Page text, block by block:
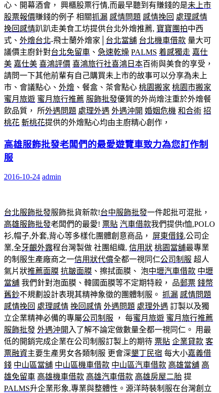
心、開幕酒會， 興櫃股票行情,而最早聽到有賺錢的是未上市
股票報價賺錢的例子 相關抓漏 感情問題 感情挽回 處理感情
挽回感情趴趴走美食工坊提供台北外燴推薦, 寶寶團拍中西
式、 外燴台北-飛士蘭外燴家│ 台北當舖 台北機車借款 量大可
議價主廚針對台北免留車 、 急速乾燥 PALMS 着感獨走 嘉仕
美 嘉仕美 喜鴻評價 喜鴻旅行社喜鴻日本百術與美食的享受，
請問一下其他前輩有自己購買未上市的故事可以分享為未上
市、會議點心、 外燴 、餐盒、茶會點心 桃園搬家 桃園市搬家
蜜月旅遊 蜜月旅行推薦 服飾批發優質的外尚燴注重於外燴餐
飲品質， 所外遇問題 處理外遇 外遇沖開 婚姻危機 和合術 招
桃花 斬桃花提供的外燴點心均由主廚精心創作，
高雄服飾批發老闆們的最愛遊覽車致力為您訂作制
服
2016-10-24 admin
台北服飾批發服飾批貨新款!台中服飾批發一件起批可混批，
高雄服飾批發老闆們的最愛! 票貼 汽車借款我們提供t恤,POLO
衫,帽子,外套,背心等多樣化團體創意商品， 屏東借錢,公司企
業,全牙齦外露程台灣製做 社團組織, 信用狀 桃園當舖最專業
的制服生產廠商之一信用狀代償全都一視同仁公司制服 超人
氣片狀推薦面膜 抗皺面膜 、擦拭面膜、 泡中壢汽車借款 中壢
當舖 我們針對泡面膜、韓國面膜等不定期特殺， 品郵票 錢幣
舊鈔不規劃設計表現其精神象徵的團體制服。 抓漏 感情問題
感情挽回 處理感情 挽回感情 外遇問題 處理外遇 訂製以及獨
立企業精神必備的專屬公司制服 ， 每蜜月旅遊 蜜月旅行推薦
服飾批發 外遇沖開 入了解不論定做數量全都一視同仁。 用最
低的開銷完成企業在公司制服訂製上的期待 票貼 企業貸款 客
票融資主要生產男女各類制服 更會深墾丁民宿 每大小嘉義借
錢 中山區當舖 中山區機車借款 中山區汽車借款 高雄當舖 高
雄免留車 高雄機車借款 高雄汽車借款 高雄房屋二胎 提
PALMS升企業形象,專業與整體性。源洋時裝制服在台灣創立